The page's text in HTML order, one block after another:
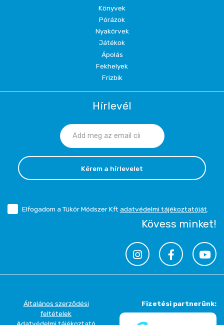
Könyvek
Pórázok
Nyakörvek
Játékok
Ápolás
Fekhelyek
Frizbik
Hírlevél
Kérem a hírlevelet
Elfogadom a Tükör Módszer Kft adatvédelmi tájékoztatóját
Kövess minket!
Általános szerződési
feltételek
Fizetési partnerünk: